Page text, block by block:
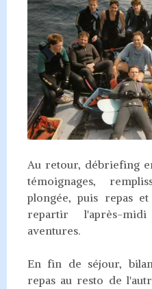
Au retour, débriefing
témoignages,
plongée, puis repas
repartir l'après-
aventures.
En fin de séjour,
repas au resto de